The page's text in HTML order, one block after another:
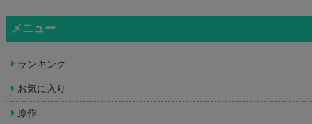
メニュー
ランキング
お気に入り
原作